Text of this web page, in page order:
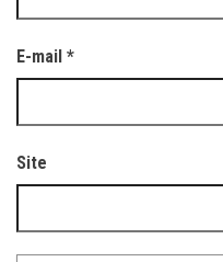
E-mail *
Site